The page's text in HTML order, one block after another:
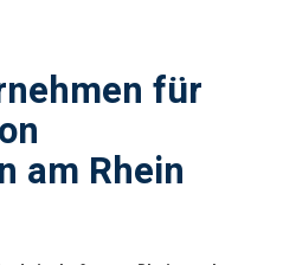
für
am Rhein